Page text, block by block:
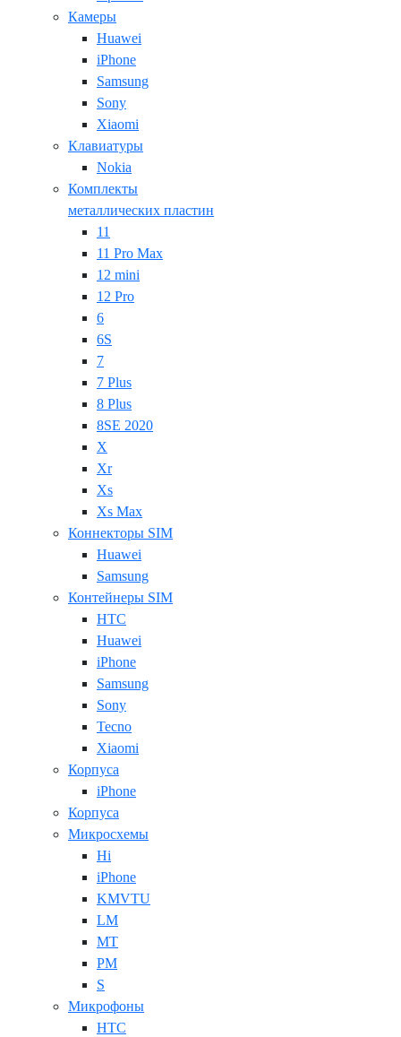
Камеры
Huawei
iPhone
Samsung
Sony
Xiaomi
Клавиатуры
Nokia
Комплекты
металлических пластин
11
11 Pro Max
12 mini
12 Pro
6
6S
7
7 Plus
8 Plus
8SE 2020
X
Xr
Xs
Xs Max
Коннекторы SIM
Huawei
Samsung
Контейнеры SIM
HTC
Huawei
iPhone
Samsung
Sony
Tecno
Xiaomi
Корпуса
iPhone
Корпуса
Микросхемы
Hi
iPhone
KMVTU
LM
MT
PM
S
Микрофоны
HTC